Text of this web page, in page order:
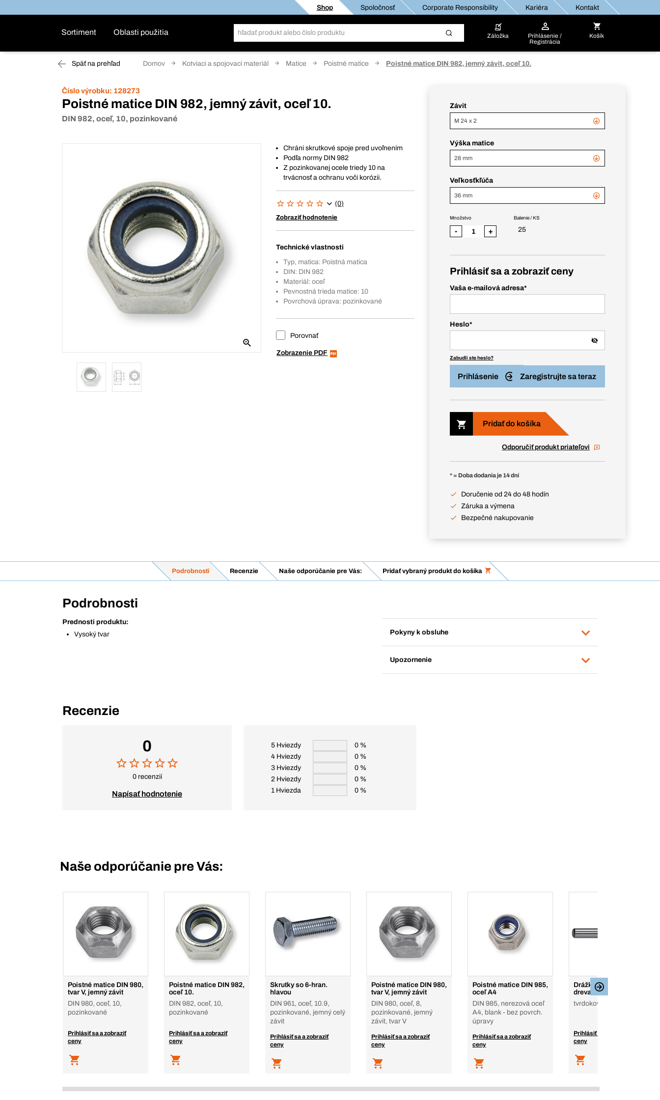
Shop Spoločnosť Corporate Responsibility Kariéra Kontakt
Sortiment Oblasti použitia Záložka
Prihlásenie /
Registrácia
Košík
Späť na prehľad Domov Kotviaci a spojovací materiál Matice Poistné matice Poistné matice DIN 982, jemný závit, oceľ 10.
Číslo výrobku: 128273
Poistné matice DIN 982, jemný závit, oceľ 10.
DIN 982, oceľ, 10, pozinkované
Chráni skrutkové spoje pred uvoľnením
Podľa normy DIN 982
Z pozinkovanej ocele triedy 10 na
trvácnosť a ochranu voči korózii.
(0)
Zobraziť hodnotenie
Technické vlastnosti
Typ, matica: Poistná matica
DIN: DIN 982
Materiál: oceľ
Pevnostná trieda matice: 10
Povrchová úprava: pozinkované
Porovnať
Zobrazenie PDF
Závit
M 24 x 2
Výška matice
28 mm
Veľkosťkľúča
36 mm
Balenie / KS
25
Množstvo
- +
Prihlásiť sa a zobraziť ceny
Vaša e-mailová adresa*
Heslo*
Zabudli ste heslo?
Prihlásenie Zaregistrujte sa teraz
Pridať do košíka
Odporučiť produkt priateľovi
* = Doba dodania je 14 dní
Doručenie od 24 do 48 hodín
Záruka a výmena
Bezpečné nakupovanie
Podrobnosti Recenzie Naše odporúčanie pre Vás: Pridať vybraný produkt do košíka
Podrobnosti
Prednosti produktu:
Vysoký tvar
Pokyny k obsluhe
Upozornenie
Recenzie
0
0 recenzií
Napísať hodnotenie
5 Hviezdy
0 %
4 Hviezdy
0 %
3 Hviezdy
0 %
2 Hviezdy
0 %
1 Hviezda
0 %
Naše odporúčanie pre Vás:
Poistné matice DIN 980,
tvar V, jemný závit
DIN 980, oceľ, 10,
pozinkované
Prihlásiť sa a zobraziť
ceny
Poistné matice DIN 982,
oceľ 10.
DIN 982, oceľ, 10,
pozinkované
Prihlásiť sa a zobraziť
ceny
Skrutky so 6-hran.
hlavou
DIN 961, oceľ, 10.9,
pozinkované, jemný celý
závit
Prihlásiť sa a zobraziť
ceny
Poistné matice DIN 980,
tvar V, jemný závit
DIN 980, oceľ, 8,
pozinkované, jemný
závit, tvar V
Prihlásiť sa a zobraziť
ceny
Poistné matice DIN 985,
oceľ A4
DIN 985, nerezová oceľ
A4, blank - bez povrch.
úpravy
Prihlásiť sa a zobraziť
ceny
Drážkovacie frézky do
dreva T2
tvrdokov
Prihlásiť sa a zobraziť
ceny